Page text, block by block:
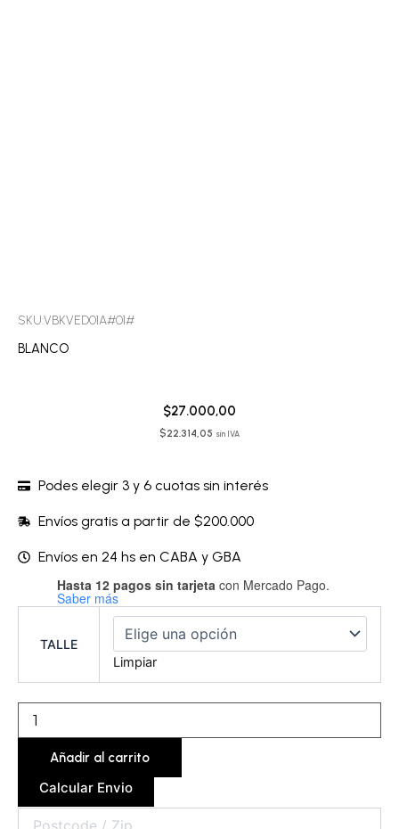
SKU:VBKVED01A#01#
BLANCO
$27.000,00
$22.314,05 sin IVA
Podes elegir 3 y 6 cuotas sin interés
Envíos gratis a partir de $200.000
Envíos en 24 hs en CABA y GBA
Hasta 12 pagos sin tarjeta con Mercado Pago.
Saber más
TALLE
Limpiar
Vedetina
-
cantidad
Añadir al carrito
Calcular Envio